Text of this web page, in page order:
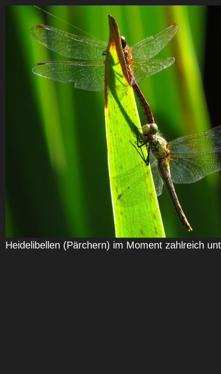
Heidelibellen (Pärchern) im Moment zahlreich